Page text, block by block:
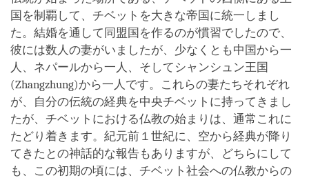
国を制覇して、チベットを大きな帝国に統一しまし
た。結婚を通して同盟国を作るのが慣習でしたので、
彼には数人の妻がいましたが、少なくとも中国から一
人、ネパールから一人、そしてシャンシュン王国
(Zhangzhung)から一人です。これらの妻たちそれぞれ
が、自分の伝統の経典を中央チベットに持ってきまし
たが、チベットにおける仏教の始まりは、通常これに
たどり着きます。紀元前１世紀に、空から経典が降り
てきたとの神話的な報告もありますが、どちらにして
も、この初期の頃には、チベット社会への仏教からの